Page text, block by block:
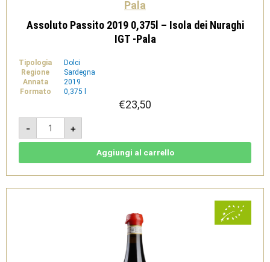
Pala
Assoluto Passito 2019 0,375l – Isola dei Nuraghi
IGT -Pala
Tipologia
Dolci
Regione
Sardegna
Annata
2019
Formato
0,375 l
€23,50
-
Assoluto
Passito
2019
0,375l
Nuraghi
-
+
Aggiungi al carrello